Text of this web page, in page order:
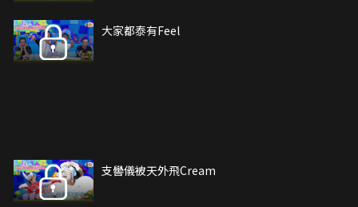
大家都泰有Feel
支嚳儀被天外飛Cream